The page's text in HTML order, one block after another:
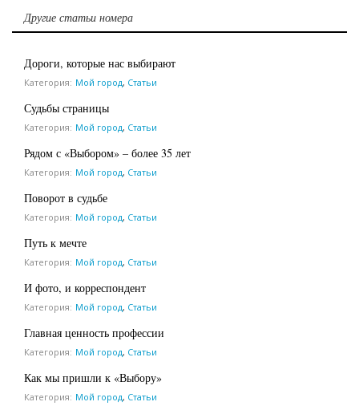
Другие статьи номера
Дороги, которые нас выбирают
Категория: Мой город, Статьи
Судьбы страницы
Категория: Мой город, Статьи
Рядом с «Выбором» – более 35 лет
Категория: Мой город, Статьи
Поворот в судьбе
Категория: Мой город, Статьи
Путь к мечте
Категория: Мой город, Статьи
И фото, и корреспондент
Категория: Мой город, Статьи
Главная ценность профессии
Категория: Мой город, Статьи
Как мы пришли к «Выбору»
Категория: Мой город, Статьи